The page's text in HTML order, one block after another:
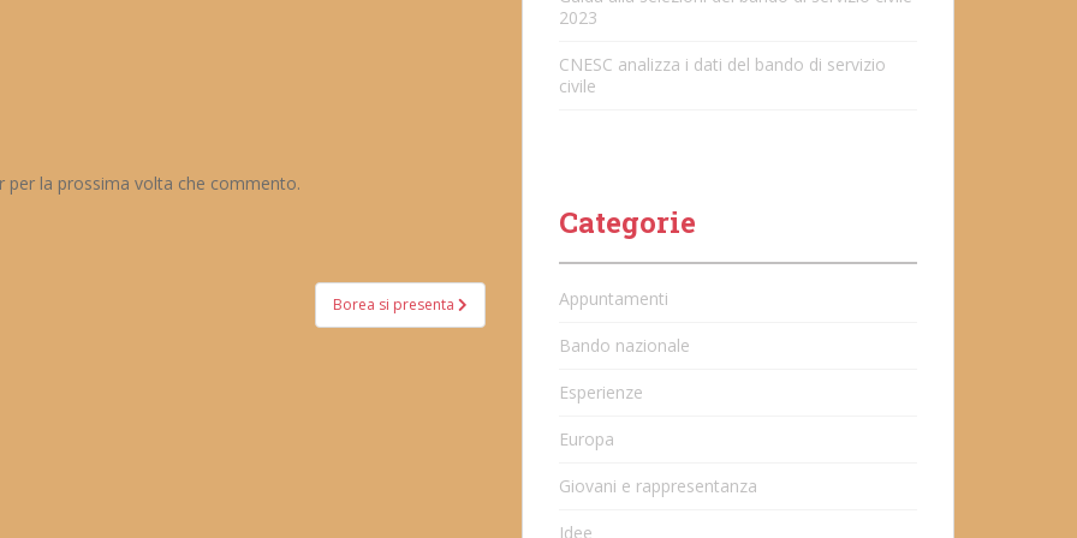
la prossima volta che commento.
Borea si presenta
2023
CNESC analizza i dati del bando di servizio
civile
Categorie
Appuntamenti
Bando nazionale
Esperienze
Europa
Giovani e rappresentanza
Idee